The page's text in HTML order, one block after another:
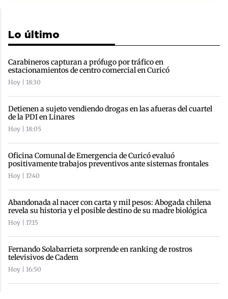
Lo último
Carabineros capturan a prófugo por tráfico en
estacionamientos de centro comercial en Curicó
Hoy | 18:30
Detienen a sujeto vendiendo drogas en las afueras del cuartel
de la PDI en Linares
Hoy | 18:05
Oficina Comunal de Emergencia de Curicó evaluó
positivamente trabajos preventivos ante sistemas frontales
Hoy | 17:40
Abandonada al nacer con carta y mil pesos: Abogada chilena
revela su historia y el posible destino de su madre biológica
Hoy | 17:15
Fernando Solabarrieta sorprende en ranking de rostros
televisivos de Cadem
Hoy | 16:50